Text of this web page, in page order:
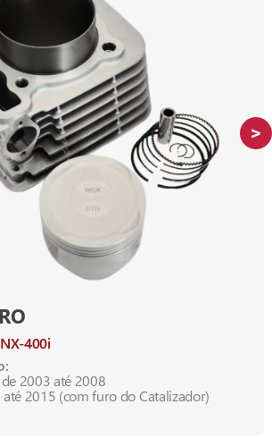
NX-400i
2003 até 2008
2015 (com furo do Catalizador)